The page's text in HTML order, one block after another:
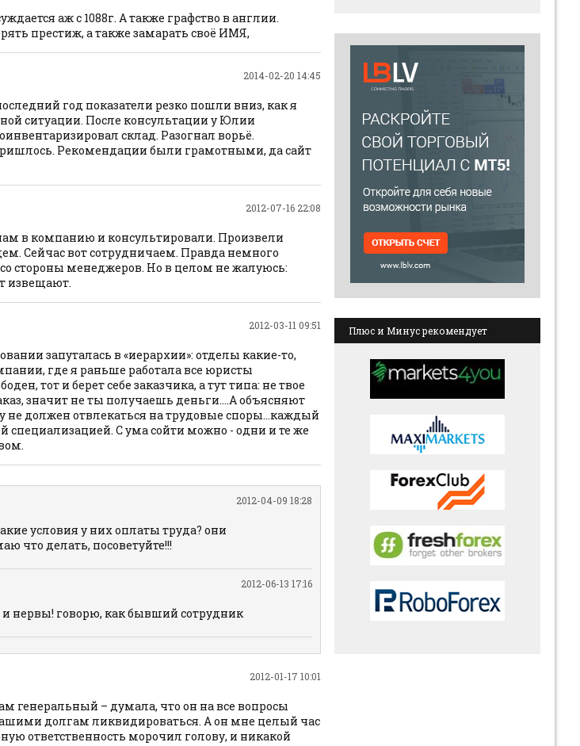
аж с 1088г. А также графство в англии.
престиж, а также замарать своё ИМЯ,
2014-02-20 14:45
год показатели резко пошли вниз, как я
ситуации. После консультации у Юлии
склад. Разогнал ворьё.
Рекомендации были грамотными, да сайт
2012-07-16 22:08
в компанию и консультировали. Произвели
Сейчас вот сотрудничаем. Правда немного
стороны менеджеров. Но в целом не жалуюсь:
извещают.
2012-03-11 09:51
запуталась в «иерархии»: отделы какие-то,
где я раньше работала все юристы
тот и берет себе заказчика, а тут типа: не твое
значит не ты получаешь деньги….А объясняют
не должен отвлекаться на трудовые споры...каждый
специализацией. С ума сойти можно - одни и те же
2012-04-09 18:28
условия у них оплаты труда? они
что делать, посоветуйте!!!
2012-06-13 17:16
и нервы! говорю, как бывший сотрудник
2012-01-17 10:01
генеральный – думала, что он на все вопросы
долгам ликвидироваться. А он мне целый час
ответственность морочил голову, и никакой
Плюс и Минус рекомендует